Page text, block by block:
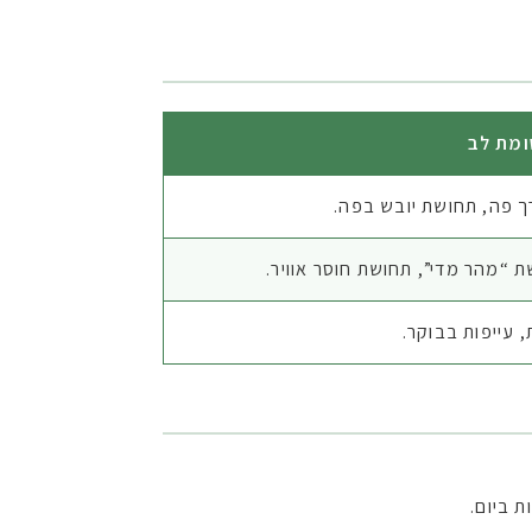
לב
פה, תחושת יובש בפה.
“מהר מדי”, תחושת חוסר אוויר.
עייפות בבוקר.